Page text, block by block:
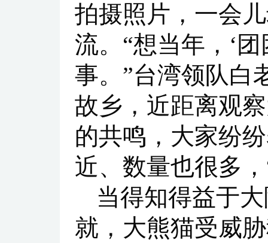
拍摄照片，一会
流。“想当年，‘
事。”台湾领队白
故乡，近距离观
的共鸣，大家纷
近、数量也很多
当得知得益于
就，大熊猫受威